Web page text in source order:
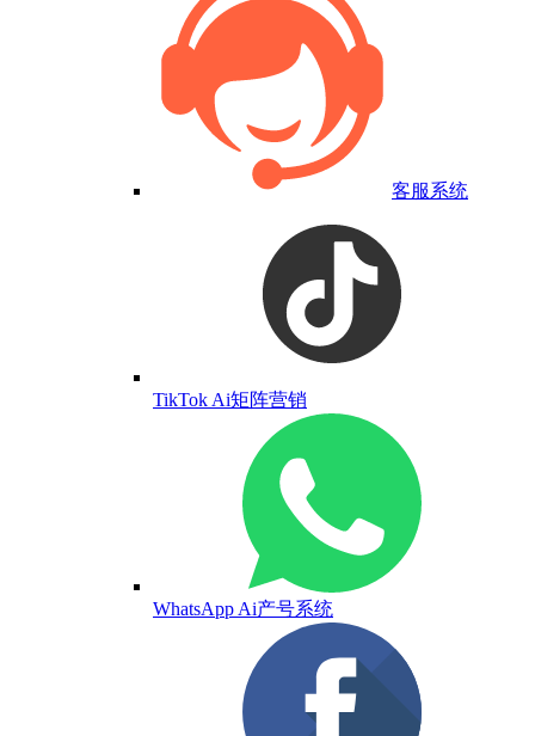
客服系统
TikTok Ai矩阵营销
WhatsApp Ai产号系统